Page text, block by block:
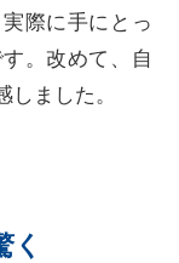
際に手にとっ
。改めて、自
ました。
く